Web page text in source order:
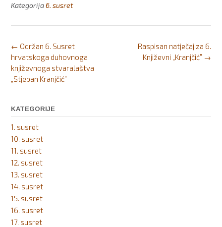
Kategorija6. susret
Post
navigation
Raspisan natječaj za 6.
Književni „Kranjčić” →
← Održan 6. Susret
hrvatskoga duhovnoga
književnoga stvaralaštva
„Stjepan Kranjčić”
KATEGORIJE
1. susret
10. susret
11. susret
12. susret
13. susret
14. susret
15. susret
16. susret
17. susret